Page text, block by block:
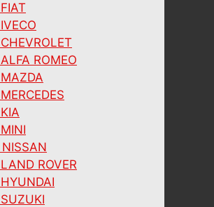
FIAT
IVECO
CHEVROLET
ALFA ROMEO
MAZDA
MERCEDES
KIA
MINI
NISSAN
LAND ROVER
HYUNDAI
SUZUKI